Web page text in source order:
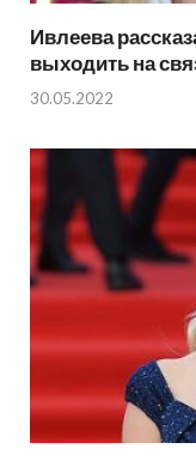
Ивлеева
выходить на
30.05.2022